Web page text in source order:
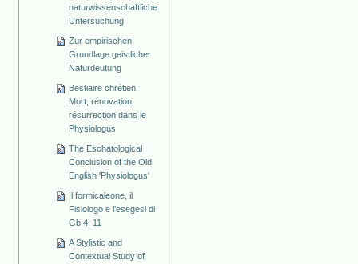
naturwissenschaftliche
Untersuchung
Zur empirischen
Grundlage geistlicher
Naturdeutung
Bestiaire chrétien:
Mort, rénovation,
résurrection dans le
Physiologus
The Eschatological
Conclusion of the Old
English 'Physiologus'
Il formicaleone, il
Fisiologo e l’esegesi di
Gb 4, 11
A Stylistic and
Contextual Study of